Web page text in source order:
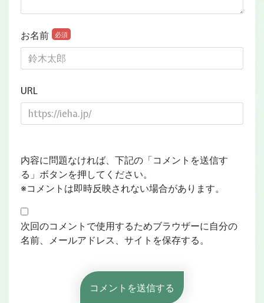
お名前 必須
URL
内容に問題なければ、下記の「コメントを送信す
る」ボタンを押してください。
※コメントは即時反映されない場合があります。
次回のコメントで使用するためブラウザーに自分の
名前、メールアドレス、サイトを保存する。